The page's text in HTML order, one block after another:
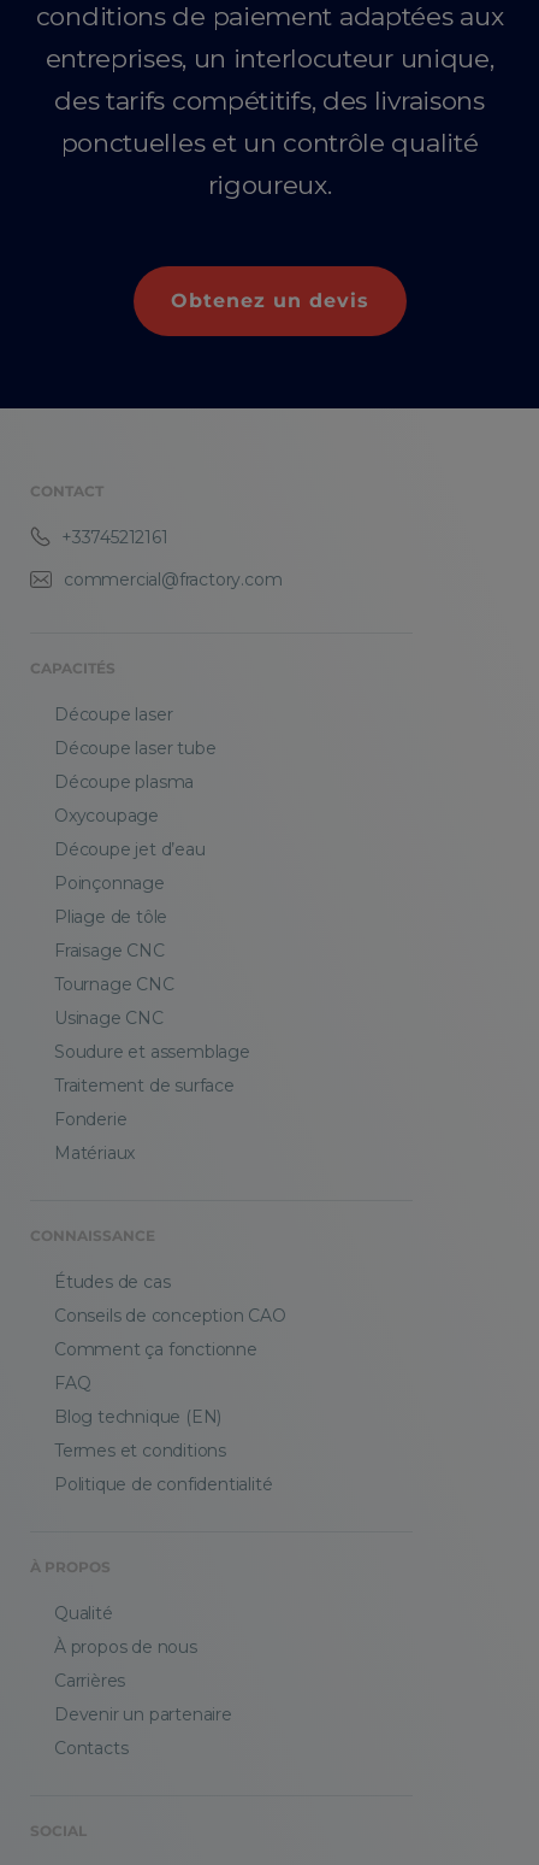
conditions de paiement adaptées aux
entreprises, un interlocuteur unique,
des tarifs compétitifs, des livraisons
ponctuelles et un contrôle qualité
rigoureux.
Obtenez un devis
CONTACT
+33745212161
commercial@fractory.com
CAPACITÉS
Découpe laser
Découpe laser tube
Découpe plasma
Oxycoupage
Découpe jet d’eau
Poinçonnage
Pliage de tôle
Fraisage CNC
Tournage CNC
Usinage CNC
Soudure et assemblage
Traitement de surface
Fonderie
Matériaux
CONNAISSANCE
Études de cas
Conseils de conception CAO
Comment ça fonctionne
FAQ
Blog technique (EN)
Termes et conditions
Politique de confidentialité
À PROPOS
Qualité
À propos de nous
Carrières
Devenir un partenaire
Contacts
SOCIAL